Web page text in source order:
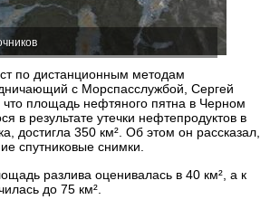
по дистанционным методам
с Морспасслужбой, Сергей
площадь нефтяного пятна в Черном
в результате утечки нефтепродуктов в
достигла 350 км². Об этом он рассказал,
спутниковые снимки.
разлива оценивалась в 40 км², а к
до 75 км².